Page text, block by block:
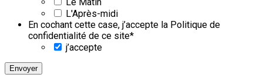
AAAA
L'Après-midi
En cochant cette case, j’accepte la Politique de
confidentialité de ce site*
j’accepte